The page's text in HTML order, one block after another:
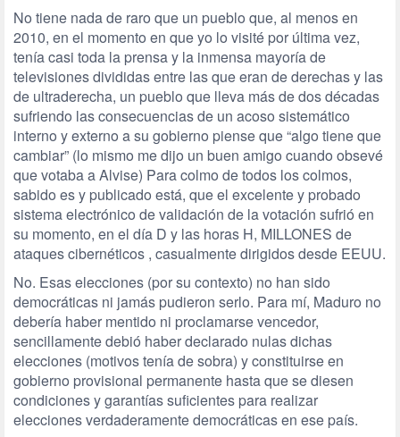
No tiene nada de raro que un pueblo que, al menos en
2010, en el momento en que yo lo visité por última vez,
tenía casi toda la prensa y la inmensa mayoría de
televisiones divididas entre las que eran de derechas y las
de ultraderecha, un pueblo que lleva más de dos décadas
sufriendo las consecuencias de un acoso sistemático
interno y externo a su gobierno piense que “algo tiene que
cambiar” (lo mismo me dijo un buen amigo cuando obsevé
que votaba a Alvise) Para colmo de todos los colmos,
sabido es y publicado está, que el excelente y probado
sistema electrónico de validación de la votación sufrió en
su momento, en el día D y las horas H, MILLONES de
ataques cibernéticos , casualmente dirigidos desde EEUU.
No. Esas elecciones (por su contexto) no han sido
democráticas ni jamás pudieron serlo. Para mí, Maduro no
debería haber mentido ni proclamarse vencedor,
sencillamente debió haber declarado nulas dichas
elecciones (motivos tenía de sobra) y constituirse en
gobierno provisional permanente hasta que se diesen
condiciones y garantías suficientes para realizar
elecciones verdaderamente democráticas en ese país.